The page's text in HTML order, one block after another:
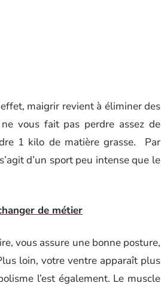
maigrir revient à éliminer des
vous fait pas perdre assez de
1 kilo de matière grasse. Par
d’un sport peu intense que le
de métier
vous assure une bonne posture,
loin, votre ventre apparaît plus
l’est également. Le muscle